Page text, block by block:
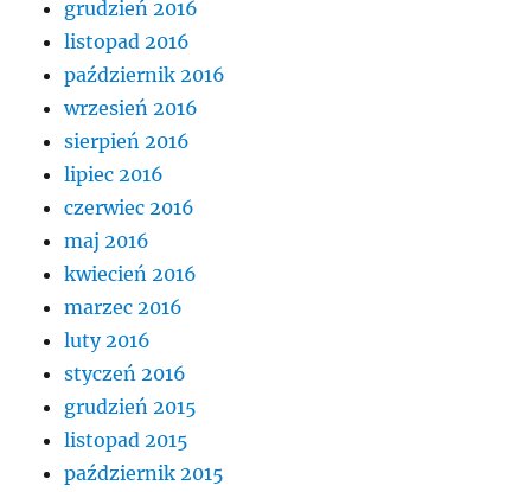
grudzień 2016
listopad 2016
październik 2016
wrzesień 2016
sierpień 2016
lipiec 2016
czerwiec 2016
maj 2016
kwiecień 2016
marzec 2016
luty 2016
styczeń 2016
grudzień 2015
listopad 2015
październik 2015